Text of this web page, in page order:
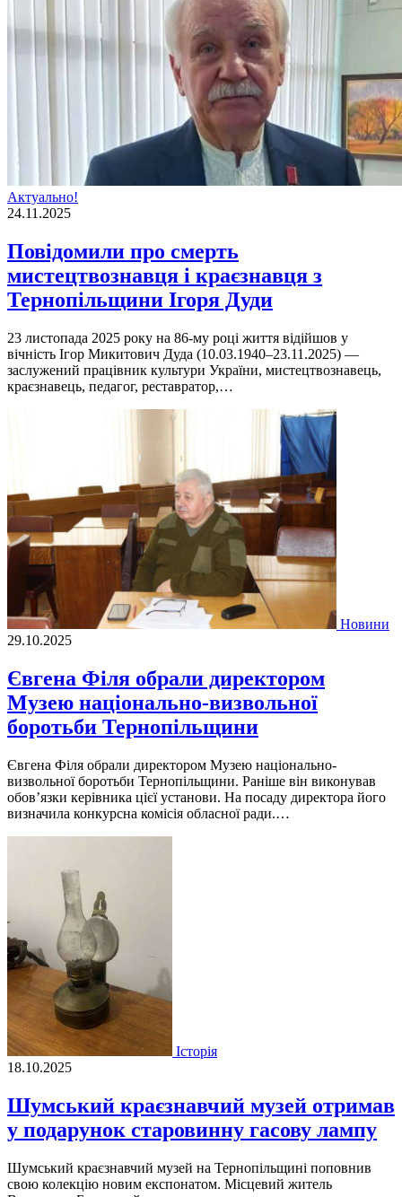
Актуально!
24.11.2025
Повідомили про смерть
мистецтвознавця і краєзнавця з
Тернопільщини Ігоря Дуди
23 листопада 2025 року на 86-му році життя відійшов у
вічність Ігор Микитович Дуда (10.03.1940–23.11.2025) —
заслужений працівник культури України, мистецтвознавець,
краєзнавець, педагог, реставратор,…
Новини
29.10.2025
Євгена Філя обрали директором
Музею національно-визвольної
боротьби Тернопільщини
Євгена Філя обрали директором Музею національно-
визвольної боротьби Тернопільщини. Раніше він виконував
обов’язки керівника цієї установи. На посаду директора його
визначила конкурсна комісія обласної ради.…
Історія
18.10.2025
Шумський краєзнавчий музей отримав
у подарунок старовинну гасову лампу
Шумський краєзнавчий музей на Тернопільщині поповнив
свою колекцію новим експонатом. Місцевий житель